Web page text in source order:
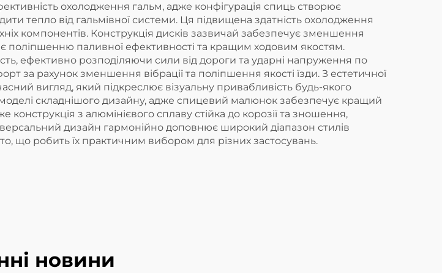
охолодження гальм, адже конфігурація спиць створює
тепло від гальмівної системи. Ця підвищена здатність охолодження
компонентів. Конструкція дисків зазвичай забезпечує зменшення
поліпшенню паливної ефективності та кращим ходовим якостям.
ефективно розподіляючи сили від дороги та ударні напруження по
за рахунок зменшення вібрації та поліпшення якості їзди. З естетичної
вигляд, який підкреслює візуальну привабливість будь-якого
складнішого дизайну, адже спицевий малюнок забезпечує кращий
з алюмінієвого сплаву стійка до корозії та зношення,
дизайн гармонійно доповнює широкий діапазон стилів
що робить їх практичним вибором для різних застосувань.
новини